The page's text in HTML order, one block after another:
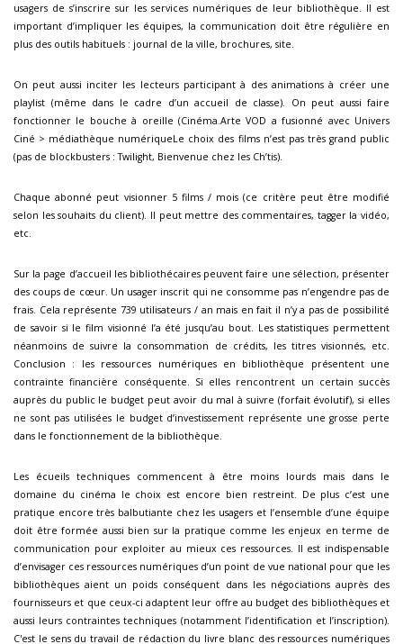
usagers de s’inscrire sur les services numériques de leur bibliothèque. Il est
important d’impliquer les équipes, la communication doit être régulière en
plus des outils habituels : journal de la ville, brochures, site.
On peut aussi inciter les lecteurs participant à des animations à créer une
playlist (même dans le cadre d’un accueil de classe). On peut aussi faire
fonctionner le bouche à oreille (Cinéma.Arte VOD a fusionné avec Univers
Ciné > médiathèque numériqueLe choix des films n’est pas très grand public
(pas de blockbusters : Twilight, Bienvenue chez les Ch’tis).
Chaque abonné peut visionner 5 films / mois (ce critère peut être modifié
selon les souhaits du client). Il peut mettre des commentaires, tagger la vidéo,
etc.
Sur la page d’accueil les bibliothécaires peuvent faire une sélection, présenter
des coups de cœur. Un usager inscrit qui ne consomme pas n’engendre pas de
frais. Cela représente 739 utilisateurs / an mais en fait il n’y a pas de possibilité
de savoir si le film visionné l’a été jusqu’au bout. Les statistiques permettent
néanmoins de suivre la consommation de crédits, les titres visionnés, etc.
Conclusion : les ressources numériques en bibliothèque présentent une
contrainte financière conséquente. Si elles rencontrent un certain succès
auprès du public le budget peut avoir du mal à suivre (forfait évolutif), si elles
ne sont pas utilisées le budget d’investissement représente une grosse perte
dans le fonctionnement de la bibliothèque.
Les écueils techniques commencent à être moins lourds mais dans le
domaine du cinéma le choix est encore bien restreint. De plus c’est une
pratique encore très balbutiante chez les usagers et l’ensemble d’une équipe
doit être formée aussi bien sur la pratique comme les enjeux en terme de
communication pour exploiter au mieux ces ressources. Il est indispensable
d’envisager ces ressources numériques d’un point de vue national pour que les
bibliothèques aient un poids conséquent dans les négociations auprès des
fournisseurs et que ceux-ci adaptent leur offre au budget des bibliothèques et
aussi leurs contraintes techniques (notamment l’identification et l’inscription).
C'est le sens du travail de rédaction du livre blanc des ressources numériques